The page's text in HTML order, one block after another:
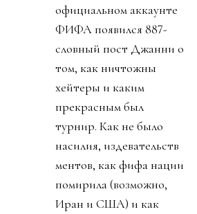
официальном аккаунте
ФИФА появился 887-
словный пост Джанни о
том, как ничтожны
хейтеры и каким
прекрасным был
турнир. Как не было
насилия, издевательств
ментов, как фифа нации
помирила (возможно,
Иран и США) и как